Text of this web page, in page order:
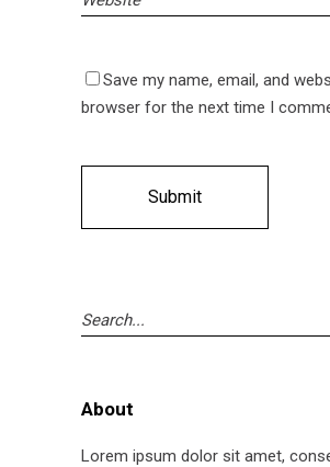
Save my name, email, and
browser for the next time I
Search
for:
About
Lorem ipsum dolor sit amet,